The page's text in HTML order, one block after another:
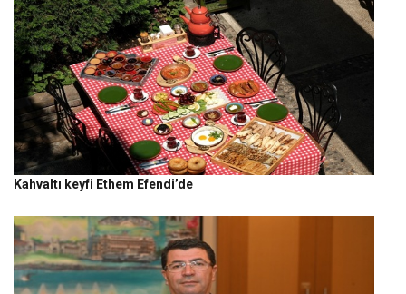
Kahvaltı keyfi Ethem Efendi’de